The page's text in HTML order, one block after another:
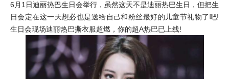
6月1日迪丽热巴生日会举行，虽然这天不是迪丽热巴生日，但把生
日会定在这一天想必也是送给自己和粉丝最好的儿童节礼物了吧!
生日会现场迪丽热巴撕衣服超燃，你的超A热巴已上线!